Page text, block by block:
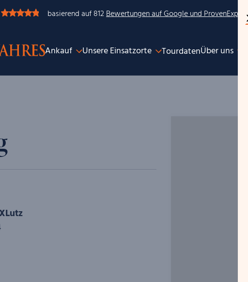
Ankauf Unsere Einsatzorte TourdatenÜber uns
basierend auf 812Bewertungen auf Google und ProvenExpert